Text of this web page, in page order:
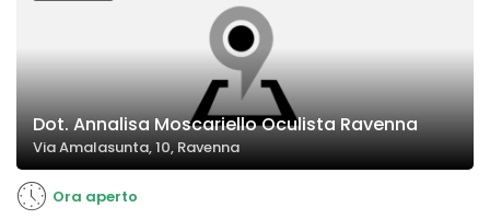
Dot. Annalisa Moscariello Oculista Ravenna
Via Amalasunta, 10, Ravenna
Ora aperto